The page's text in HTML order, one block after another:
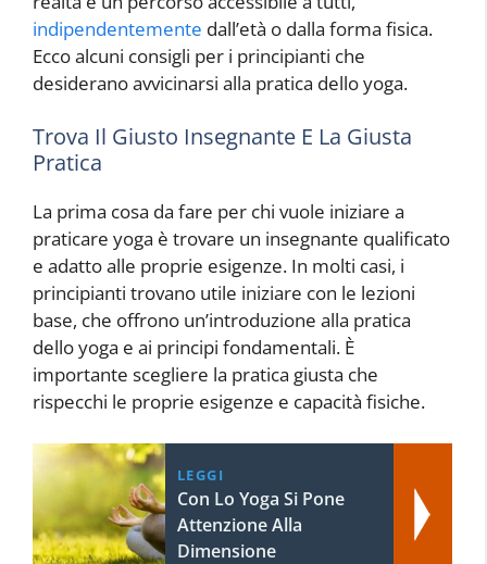
indipendentemente dall’età o dalla forma fisica.
Ecco alcuni consigli per i principianti che
desiderano avvicinarsi alla pratica dello yoga.
Trova Il Giusto Insegnante E La Giusta
Pratica
La prima cosa da fare per chi vuole iniziare a
praticare yoga è trovare un insegnante qualificato
e adatto alle proprie esigenze. In molti casi, i
principianti trovano utile iniziare con le lezioni
base, che offrono un’introduzione alla pratica
dello yoga e ai principi fondamentali. È
importante scegliere la pratica giusta che
rispecchi le proprie esigenze e capacità fisiche.
LEGGI
Con Lo Yoga Si Pone
Attenzione Alla
Dimensione